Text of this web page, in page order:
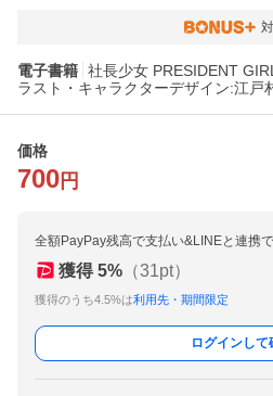
電子書籍 社長少女 PRESIDENT
ラスト・キャラクターデザイン:江戸
価格
700 円
全額PayPay残高で支払い&LINEと連携で
獲得 5% （31pt）
獲得のうち4.5%は利用先・期間限定
ログインして